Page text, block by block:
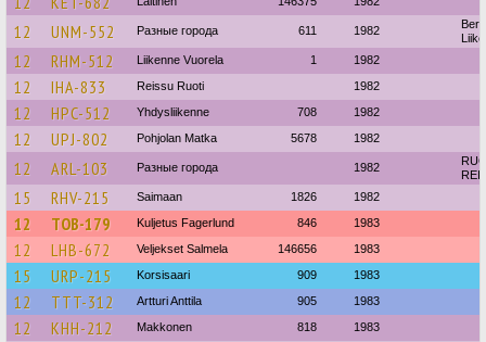
12 UNM-552 Разные города 611 1982
12 RHM-512 Liikenne Vuorela 1 1982
12 IHA-833 Reissu Ruoti 1982
12 HPC-512 Yhdysliikenne 708 1982
12 UPJ-802 Pohjolan Matka 5678 1982
12 ARL-103 Разные города 1982
15 RHV-215 Saimaan 1826 1982
12 TOB-179 Kuljetus Fagerlund 846 1983
12 LHB-672 Veljekset Salmela 146656 1983
15 URP-215 Korsisaari 909 1983
12 TTT-312 Artturi Anttila 905 1983
12 KHH-212 Makkonen 818 1983